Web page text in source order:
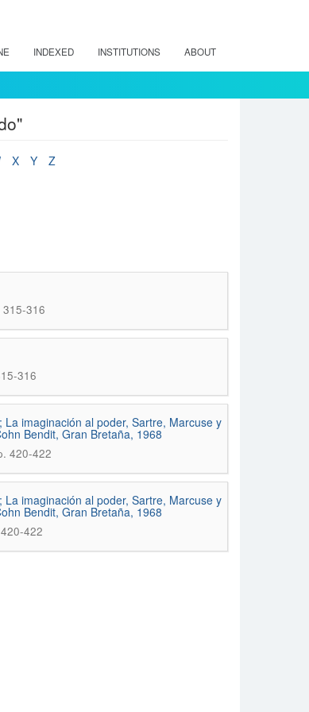
INDEXED INSTITUTIONS ABOUT
X Y
Z
316
316
imaginación al poder, Sartre, Marcuse y
Bendit, Gran Bretaña, 1968
420-422
imaginación al poder, Sartre, Marcuse y
Bendit, Gran Bretaña, 1968
422